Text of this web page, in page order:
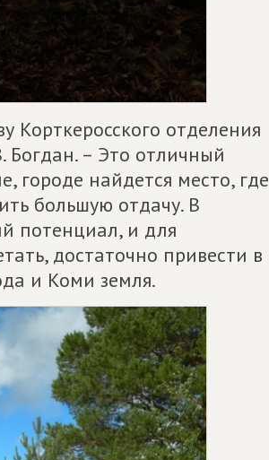
отделения
Богдан. – Это отличный
городе найдется место, где
большую отдачу. В
потенциал, и для
достаточно привести в
и Коми земля.